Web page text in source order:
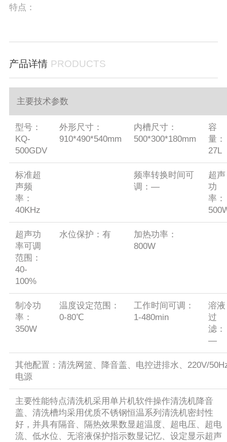
特点：
产品详情 PRODUCTS
主要技术参数
型号：
KQ-
500GDV
外形尺寸：
910*490*540mm
内槽尺寸：
500*300*180mm
容
量：
27L
标准超
声频
率：
40KHz
频率转换时间可
调：—
超声
功
率：
超声功
率可调
范围：
40-
100%
水位保护：有
加热功率：
800W
制冷功
率：
350W
温度设定范围：
0-80℃
工作时间可调：
1-480min
溶液
过
滤：
—
其他配置：清洗网篮、降音盖、电控进排水、220V/
电源
主要性能特点清洗机采用单片机软件操作清洗机降音
盖、清洗槽均采用优质不锈钢恒温系列清洗机密封性
好，并具有隔音、隔热效果数显超温度、超电压、超电
流、低水位、无溶液保护指示数显记忆、设定显示超声